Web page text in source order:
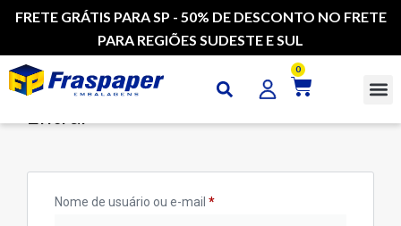
FRETE GRÁTIS PARA SP - 50% DE DESCONTO NO FRETE
PARA REGIÕES SUDESTE E SUL
0
Nome de usuário ou e-mail *